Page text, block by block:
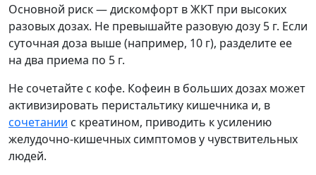
Основной риск — дискомфорт в ЖКТ при высоких
разовых дозах. Не превышайте разовую дозу 5 г. Если
суточная доза выше (например, 10 г), разделите ее
на два приема по 5 г.
Не сочетайте с кофе. Кофеин в больших дозах может
активизировать перистальтику кишечника и, в
сочетании с креатином, приводить к усилению
желудочно-кишечных симптомов у чувствительных
людей.